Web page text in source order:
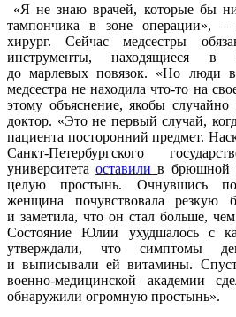
«Я не знаю врачей, которые бы
тампончика в зоне операции»,
хирург. Сейчас медсестры
инструменты, находящиеся в
до марлевых повязок. «Но люди
медсестра не находила что-то на
этому объяснение, якобы
доктор. «Это не первый случай,
пациента посторонний предмет.
Санкт-Петербургского
университетаоставилив брюшной
целую простынь. Очнувшись
женщина почувствовала резкую
и заметила, что он стал больше,
Состояние Юлии ухудшалось с
утверждали, что симптомы
и выписывали ей витамины.
военно-медицинской академии
обнаружили огромную простынь».